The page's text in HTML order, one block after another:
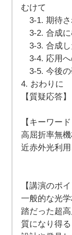
むけて
3-1. 期待さ
3-2. 合成に
3-3. 合成し
3-4. 応用へ
3-5. 今後の
4. おわりに
【質疑応答】
【キーワード
高屈折率無
近赤外光利
【講演のポイ
一般的な光
踏だった超
質になり得